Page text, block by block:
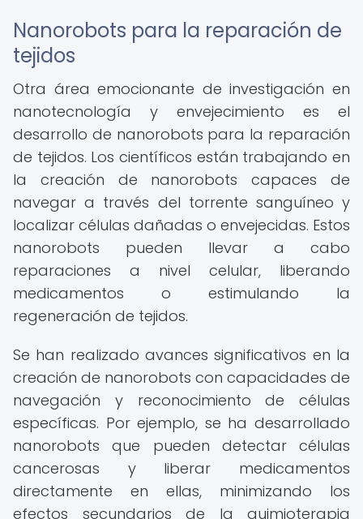
Nanorobots para la reparación de
tejidos
Otra área emocionante de investigación en
nanotecnología y envejecimiento es el
desarrollo de nanorobots para la reparación
de tejidos. Los científicos están trabajando en
la creación de nanorobots capaces de
navegar a través del torrente sanguíneo y
localizar células dañadas o envejecidas. Estos
nanorobots pueden llevar a cabo
reparaciones a nivel celular, liberando
medicamentos o estimulando la
regeneración de tejidos.
Se han realizado avances significativos en la
creación de nanorobots con capacidades de
navegación y reconocimiento de células
específicas. Por ejemplo, se ha desarrollado
nanorobots que pueden detectar células
cancerosas y liberar medicamentos
directamente en ellas, minimizando los
efectos secundarios de la quimioterapia